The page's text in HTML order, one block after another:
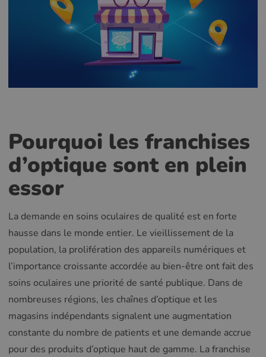
Pourquoi les franchises
d’optique sont en plein
essor
La demande en soins oculaires de qualité est en forte
hausse dans le monde entier. Le vieillissement de la
population, la prolifération des appareils numériques et
l’importance croissante accordée au bien-être ont fait des
soins oculaires une priorité de santé publique. Dans de
nombreuses régions, les chaînes d’optique et les
magasins indépendants signalent une augmentation
constante du nombre de patients et une demande accrue
pour des produits d’optique haut de gamme. La franchise